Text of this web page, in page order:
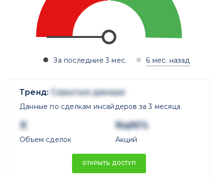
За последние 3 мес. 6 мес. назад
Тренд: Скрытые данные
Данные по сделкам инсайдеров за 3 месяца
X
Объем сделок
NaN%
Акций
ОТКРЫТЬ ДОСТУП